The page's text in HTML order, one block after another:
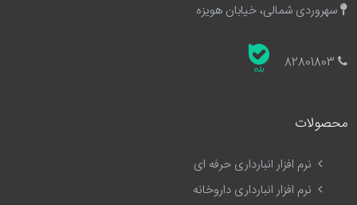
سهروردی شمالی، خیابان هویزه
محصولات
نرم افزار انبارداری حرفه ای
نرم افزار انبارداری داروخانه